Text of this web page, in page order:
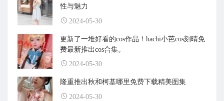
性与魅力
2024-05-30
更新了一堆好看的cos作品！hachi小芭cos刻晴免
费最新推出cos合集。
2024-05-30
隆重推出秋和柯基哪里免费下载精美图集
2024-05-30